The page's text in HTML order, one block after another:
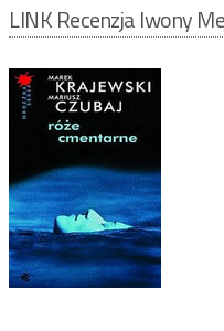
LINK Recenzja Iwony